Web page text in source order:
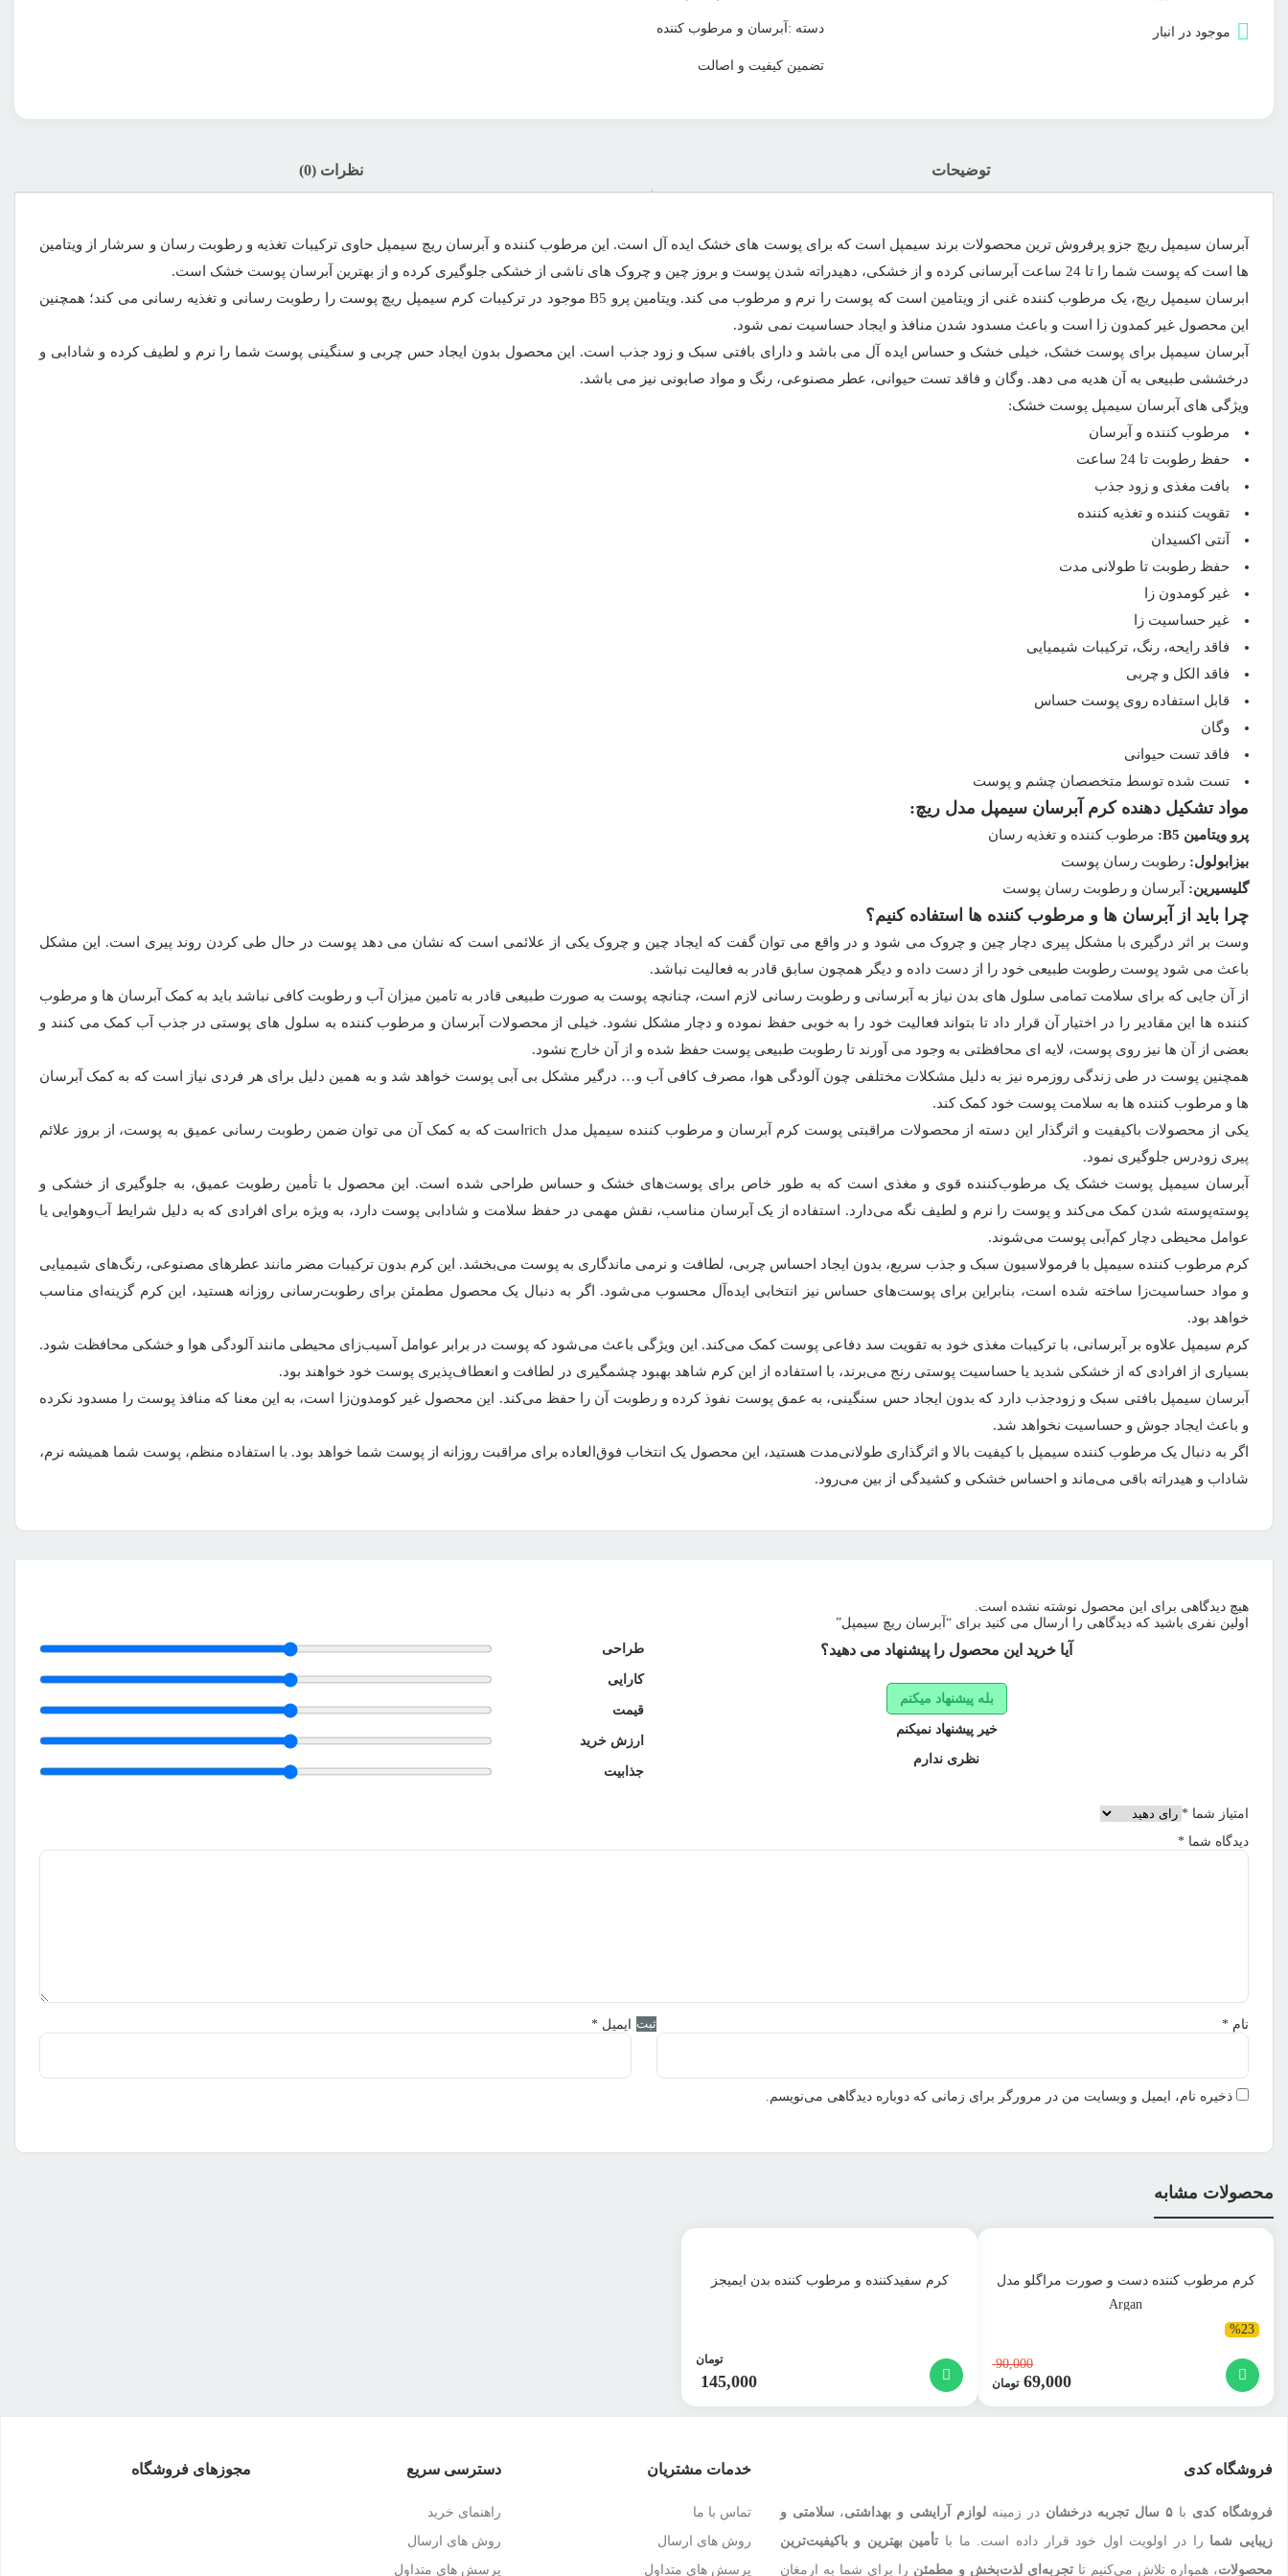
موجود در انبار دسته : آبرسان و مرطوب کننده
تضمین کیفیت و اصالت
توضیحات نظرات (0)
آبرسان سیمپل ریچ جزو پرفروش ترین محصولات برند سیمپل است که برای پوست های خشک ایده آل است. این مرطوب کننده و آبرسان ریچ سیمپل حاوی ترکیبات تغذیه و رطوبت رسان و سرشار از ویتامین
ها است که پوست شما را تا 24 ساعت آبرسانی کرده و از خشکی، دهیدراته شدن پوست و بروز چین و چروک های ناشی از خشکی جلوگیری کرده و از بهترین آبرسان پوست خشک است.
ابرسان سیمپل ریچ، یک مرطوب کننده غنی از ویتامین است که پوست را نرم و مرطوب می کند. ویتامین پرو B5 موجود در ترکیبات کرم سیمپل ریچ پوست را رطوبت رسانی و تغذیه رسانی می کند؛ همچنین
این محصول غیر کمدون زا است و باعث مسدود شدن منافذ و ایجاد حساسیت نمی شود.
آبرسان سیمپل برای پوست خشک، خیلی خشک و حساس ایده آل می باشد و دارای بافتی سبک و زود جذب است. این محصول بدون ایجاد حس چربی و سنگینی پوست شما را نرم و لطیف کرده و شادابی و
درخششی طبیعی به آن هدیه می دهد. وگان و فاقد تست حیوانی، عطر مصنوعی، رنگ و مواد صابونی نیز می باشد.
ویژگی های آبرسان سیمپل پوست خشک:
مرطوب کننده و آبرسان
حفظ رطوبت تا 24 ساعت
بافت مغذی و زود جذب
تقویت کننده و تغذیه کننده
آنتی اکسیدان
حفظ رطوبت تا طولانی مدت
غیر کومدون زا
غیر حساسیت زا
فاقد رایحه، رنگ، ترکیبات شیمیایی
فاقد الکل و چربی
قابل استفاده روی پوست حساس
وگان
فاقد تست حیوانی
تست شده توسط متخصصان چشم و پوست
مواد تشکیل دهنده کرم آبرسان سیمپل مدل ریچ:
پرو ویتامین B5:
مرطوب کننده و تغذیه رسان
بیزابولول: رطوبت رسان پوست
گلیسیرین: آبرسان و رطوبت رسان پوست
چرا باید از آبرسان ها و مرطوب کننده ها استفاده کنیم؟
وست بر اثر درگیری با مشکل پیری دچار چین و چروک می شود و در واقع می توان گفت که ایجاد چین و چروک یکی از علائمی است که نشان می دهد پوست در حال طی کردن روند پیری است. این مشکل
باعث می شود پوست رطوبت طبیعی خود را از دست داده و دیگر همچون سابق قادر به فعالیت نباشد.
از آن جایی که برای سلامت تمامی سلول های بدن نیاز به آبرسانی و رطوبت رسانی لازم است، چنانچه پوست به صورت طبیعی قادر به تامین میزان آب و رطوبت کافی نباشد باید به کمک آبرسان ها و مرطوب
کننده ها این مقادیر را در اختیار آن قرار داد تا بتواند فعالیت خود را به خوبی حفظ نموده و دچار مشکل نشود. خیلی از محصولات آبرسان و مرطوب کننده به سلول های پوستی در جذب آب کمک می کنند و
بعضی از آن ها نیز روی پوست، لایه ای محافظتی به وجود می آورند تا رطوبت طبیعی پوست حفظ شده و از آن خارج نشود.
همچنین پوست در طی زندگی روزمره نیز به دلیل مشکلات مختلفی چون آلودگی هوا، مصرف کافی آب و… درگیر مشکل بی آبی پوست خواهد شد و به همین دلیل برای هر فردی نیاز است که به کمک آبرسان
ها و مرطوب کننده ها به سلامت پوست خود کمک کند.
یکی از محصولات باکیفیت و اثرگذار این دسته از محصولات مراقبتی پوست کرم آبرسان و مرطوب کننده سیمپل مدل richاست که به کمک آن می توان ضمن رطوبت رسانی عمیق به پوست، از بروز علائم
پیری زودرس جلوگیری نمود.
آبرسان سیمپل پوست خشک یک مرطوب‌کننده قوی و مغذی است که به طور خاص برای پوست‌های خشک و حساس طراحی شده است. این محصول با تأمین رطوبت عمیق، به جلوگیری از خشکی و
پوسته‌پوسته شدن کمک می‌کند و پوست را نرم و لطیف نگه می‌دارد. استفاده از یک آبرسان مناسب، نقش مهمی در حفظ سلامت و شادابی پوست دارد، به ویژه برای افرادی که به دلیل شرایط آب‌وهوایی یا
عوامل محیطی دچار کم‌آبی پوست می‌شوند.
کرم مرطوب کننده سیمپل با فرمولاسیون سبک و جذب سریع، بدون ایجاد احساس چربی، لطافت و نرمی ماندگاری به پوست می‌بخشد. این کرم بدون ترکیبات مضر مانند عطرهای مصنوعی، رنگ‌های شیمیایی
و مواد حساسیت‌زا ساخته شده است، بنابراین برای پوست‌های حساس نیز انتخابی ایده‌آل محسوب می‌شود. اگر به دنبال یک محصول مطمئن برای رطوبت‌رسانی روزانه هستید، این کرم گزینه‌ای مناسب
خواهد بود.
کرم سیمپل علاوه بر آبرسانی، با ترکیبات مغذی خود به تقویت سد دفاعی پوست کمک می‌کند. این ویژگی باعث می‌شود که پوست در برابر عوامل آسیب‌زای محیطی مانند آلودگی هوا و خشکی محافظت شود.
بسیاری از افرادی که از خشکی شدید یا حساسیت پوستی رنج می‌برند، با استفاده از این کرم شاهد بهبود چشمگیری در لطافت و انعطاف‌پذیری پوست خود خواهند بود.
آبرسان سیمپل بافتی سبک و زودجذب دارد که بدون ایجاد حس سنگینی، به عمق پوست نفوذ کرده و رطوبت آن را حفظ می‌کند. این محصول غیر کومدون‌زا است، به این معنا که منافذ پوست را مسدود نکرده
و باعث ایجاد جوش و حساسیت نخواهد شد.
اگر به دنبال یک مرطوب کننده سیمپل با کیفیت بالا و اثرگذاری طولانی‌مدت هستید، این محصول یک انتخاب فوق‌العاده برای مراقبت روزانه از پوست شما خواهد بود. با استفاده منظم، پوست شما همیشه نرم،
شاداب و هیدراته باقی می‌ماند و احساس خشکی و کشیدگی از بین می‌رود.
هیچ دیدگاهی برای این محصول نوشته نشده است.
اولین نفری باشید که دیدگاهی را ارسال می کنید برای “آبرسان ریچ سیمپل”
آیا خرید این محصول را پیشنهاد می دهید؟
بله پیشنهاد میکنم
خیر پیشنهاد نمیکنم
نظری ندارم
طراحی
کارایی
قیمت
ارزش خرید
جذابیت
امتیاز شما *
دیدگاه شما *
نام * ایمیل *
ذخیره نام، ایمیل و وبسایت من در مرورگر برای زمانی که دوباره دیدگاهی می‌نویسم.
محصولات مشابه
کرم مرطوب کننده دست و صورت مراگلو مدل
Argan
%23
90,000
قیمت
اصلی:
69,000 تومان
قیمت
کرم سفیدکننده و مرطوب کننده بدن ایمیجز
145,000
تومان
فروشگاه کدی
فروشگاه کدی با ۵ سال تجربه درخشان در زمینه لوازم آرایشی و بهداشتی، سلامتی و
زیبایی شما را در اولویت اول خود قرار داده است. ما با تأمین بهترین و باکیفیت‌ترین
محصولات، همواره تلاش می‌کنیم تاتجربه‌ای لذت‌بخش و مطمئن را برای شما به ارمغان
خدمات مشتریان
تماس با ما
روش های ارسال
پرسش های متداول
دسترسی سریع
راهنمای خرید
روش های ارسال
پرسش های متداول
مجوزهای فروشگاه